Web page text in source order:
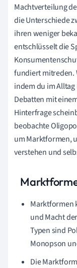
Machtverteilung
die Unterschiede
ihren weniger
entschlüsselt die
fundiert mitreden.
indem du im
Debatten mit
Hinterfrage
beobachte
um Marktformen,
verstehen und
Marktformen
und Macht
Typen sind
Monopson
Die